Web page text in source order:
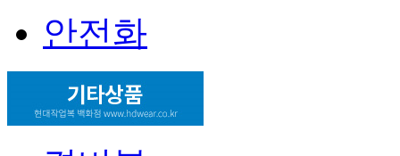
안전화